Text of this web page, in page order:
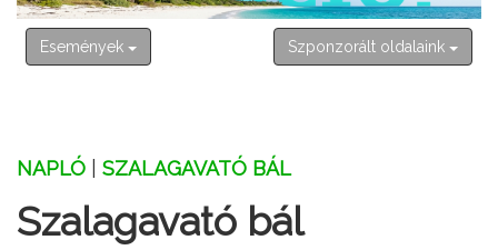
Események Szponzorált oldalaink
NAPLÓ SZALAGAVATÓ BÁL
Szalagavató bál